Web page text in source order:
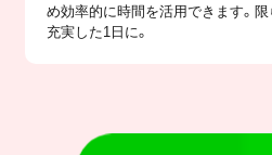
め効率的に時間を活用できます。
充実した1日に。